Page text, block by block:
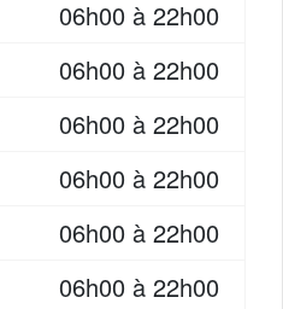
06h00 à 22h00
06h00 à 22h00
06h00 à 22h00
06h00 à 22h00
06h00 à 22h00
06h00 à 22h00